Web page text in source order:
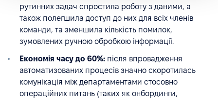
рутинних задач спростила роботу з даними, а
також полегшила доступ до них для всіх членів
команди, та зменшила кількість помилок,
зумовлених ручною обробкою інформації.
Економія часу до 60%: після впровадження
автоматизованих процесів значно скоротилась
комунікація між департаментами стосовно
операційних питань (таких як онбординги,